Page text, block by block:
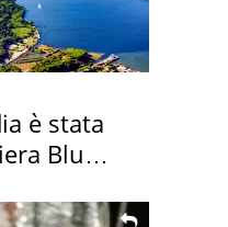
è stata
Blu